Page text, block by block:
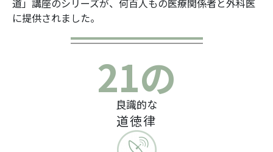
道」講座のシリーズが、何百人もの医療関係者と外科医
に提供されました。
21の
良識的な
道徳律